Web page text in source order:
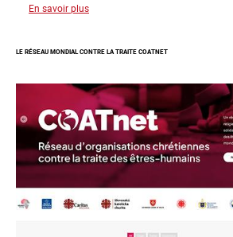
En savoir plus
après
loi
du
13
avril
2016
LE RÉSEAU MONDIAL CONTRE LA TRAITE COATNET